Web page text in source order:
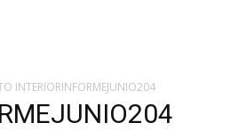
INTERIORINFORMEJUNIO204